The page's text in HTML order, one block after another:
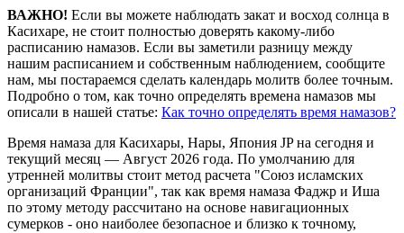
ВАЖНО! Если вы можете наблюдать закат и восход солнца в
Касихаре, не стоит полностью доверять какому-либо
расписанию намазов. Если вы заметили разницу между
нашим расписанием и собственным наблюдением, сообщите
нам, мы постараемся сделать календарь молитв более точным.
Подробно о том, как точно определять времена намазов мы
описали в нашей статье: Как точно определять время намазов?
Время намаза для Касихары, Нары, Япония JPна сегодня и
текущий месяц — Август 2026 года. По умолчанию для
утренней молитвы стоит метод расчета "Союз исламских
организаций Франции", так как время намаза Фаджр и Иша
по этому методу рассчитано на основе навигационных
сумерков - оно наиболее безопасное и близко к точному,